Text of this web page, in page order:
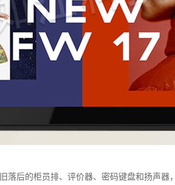
落后的柜员排、评价器、密码键盘和扬声器